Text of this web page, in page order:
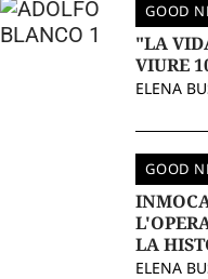
GOOD
"LA
VIURE
ELENA
GOOD
LA
ELENA